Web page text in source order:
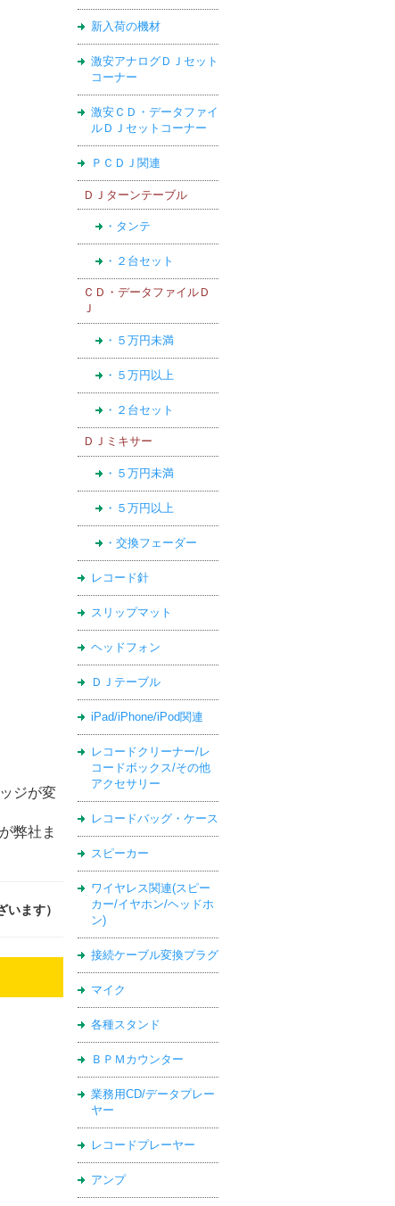
新入荷の機材
激安アナログＤＪセット
コーナー
激安ＣＤ・データファイ
ルＤＪセットコーナー
ＰＣＤＪ関連
ＤＪターンテーブル
・タンテ
・２台セット
ＣＤ・データファイルＤ
Ｊ
・５万円未満
・５万円以上
・２台セット
ＤＪミキサー
・５万円未満
・５万円以上
・交換フェーダー
レコード針
スリップマット
ヘッドフォン
ＤＪテーブル
iPad/iPhone/iPod関連
レコードクリーナー/レ
コードボックス/その他
アクセサリー
レコードバッグ・ケース
スピーカー
ワイヤレス関連(スピー
カー/イヤホン/ヘッドホ
ン)
接続ケーブル変換プラグ
マイク
各種スタンド
ＢＰＭカウンター
業務用CD/データプレー
ヤー
レコードプレーヤー
アンプ
ジが変
弊社ま
ます）